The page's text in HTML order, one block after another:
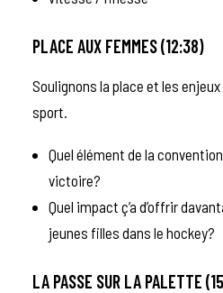
PLACE AUX FEMMES (12:38)
Soulignons la place et les
sport.
Quel élément de la
victoire?
Quel impact ç’a d’offrir
jeunes filles dans le hockey?
LA PASSE SUR LA PALETTE